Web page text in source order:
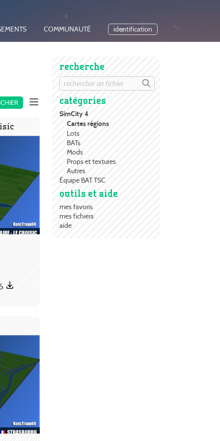
COMMUNAUTÉ identification
recherche
catégories
SimCity 4
Cartes régions
Lots
BATs
Mods
Props et textures
Autres
Équipe BAT TSC
outils et aide
mes favoris
mes fichiers
aide